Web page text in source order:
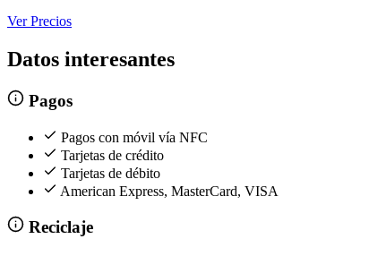
Ver Precios
Datos interesantes
Pagos
Pagos con móvil vía NFC
Tarjetas de crédito
Tarjetas de débito
American Express, MasterCard, VISA
Reciclaje